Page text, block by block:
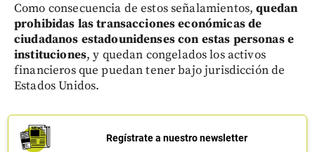
Como consecuencia de estos señalamientos,quedan
prohibidas las transacciones económicas de
ciudadanos estadounidenses con estas personas e
instituciones, y quedan congelados los activos
financieros que puedan tener bajo jurisdicción de
Estados Unidos.
Regístrate a nuestro newsletter